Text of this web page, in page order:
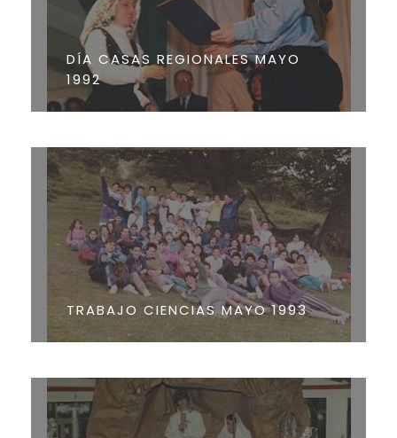
DÍA CASAS REGIONALES MAYO
1992
TRABAJO CIENCIAS MAYO 1993